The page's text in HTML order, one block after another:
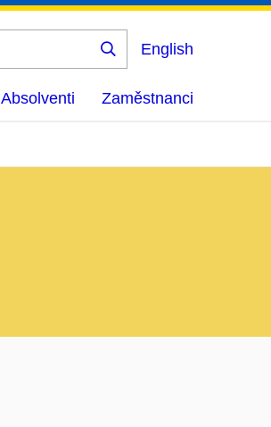
Vyhledat
English
Absolventi Zaměstnanci